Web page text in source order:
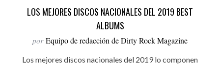
LOS MEJORES DISCOS NACIONALES DEL 2019 BEST
ALBUMS
por Equipo de redacción de Dirty Rock Magazine
Los mejores discos nacionales del 2019 lo componen